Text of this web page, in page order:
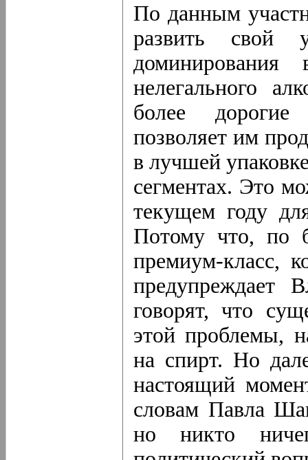
По данным
развить свой
доминирования
нелегального
более дорогие
позволяет им
в лучшей
сегментах. Это
текущем году
Потому что, по
премиум-класс,
предупреждает
говорят, что
этой проблемы,
на спирт. Но
настоящий
словам Павла
но никто